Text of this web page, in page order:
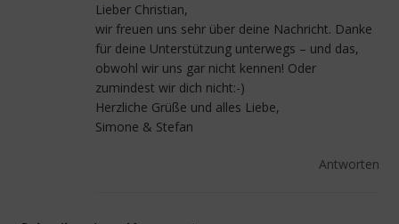
Lieber Christian,
wir freuen uns sehr über deine Nachricht. Danke
für deine Unterstützung unterwegs – und das,
obwohl wir uns gar nicht kennen! Oder
zumindest wir dich nicht:-)
Herzliche Grüße und alles Liebe,
Simone & Stefan
Antworten